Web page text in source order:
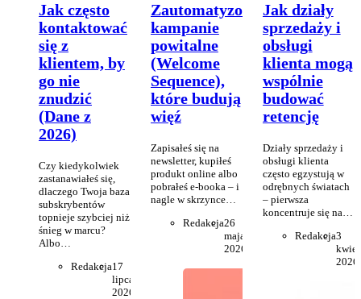
Jak często
kontaktować
się z
klientem, by
go nie
znudzić
(Dane z
2026)
Czy kiedykolwiek
zastanawiałeś się,
dlaczego Twoja baza
subskrybentów
topnieje szybciej niż
śnieg w marcu?
Albo…
Redakcja17
lipca
2026
Zautomatyzowane
kampanie
powitalne
(Welcome
Sequence),
które budują
więź
Zapisałeś się na
newsletter, kupiłeś
produkt online albo
pobrałeś e-booka – i
nagle w skrzynce…
Redakcja26
maja
2026
Jak działy
sprzedaży i
obsługi
klienta mogą
wspólnie
budować
retencję
Działy sprzedaży i
obsługi klienta
często egzystują w
odrębnych światach
– pierwsza
koncentruje się na…
Redakcja3
2026